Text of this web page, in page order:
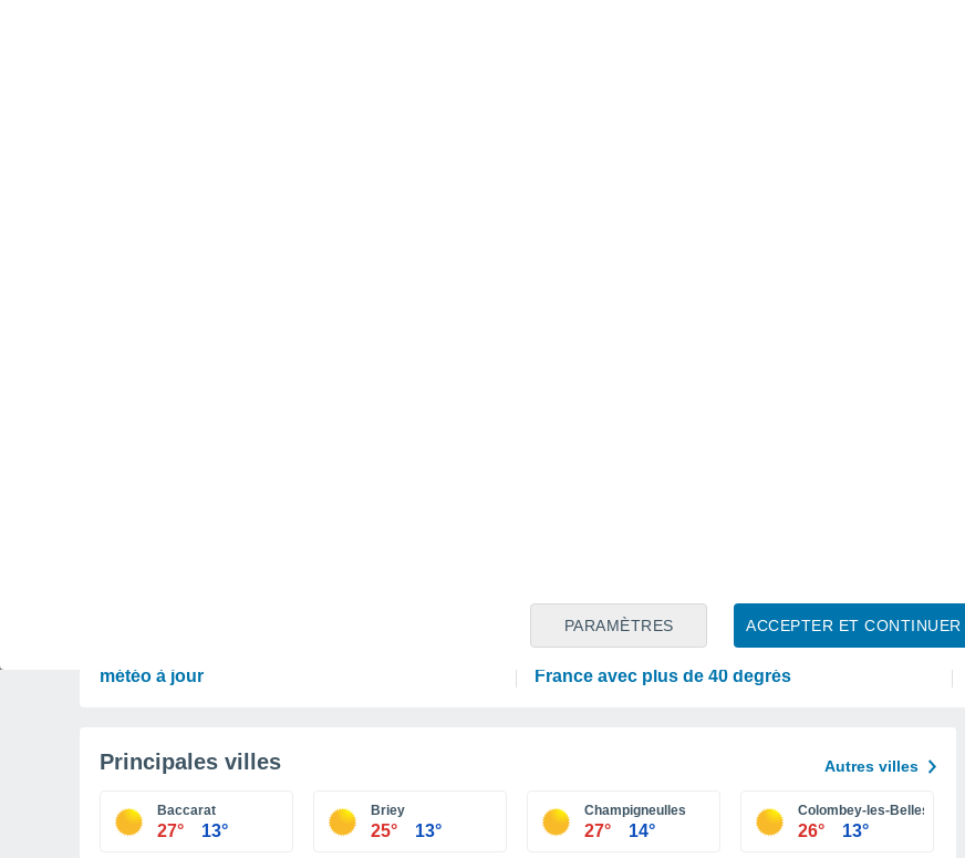
ACCEPTER ET CONTINUER
PARAMÈTRES
météo à jour
Canicule : des prévisions météorologiques
inquiétantes pour la semaine prochaine en
France avec plus de 40 degrés
Principales villes Autres villes
Baccarat
27° 13°
Briey
25° 13°
Champigneulles
27° 14°
Colombey-les-Belles
26° 13°